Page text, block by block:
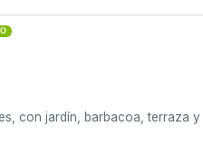
con jardín, barbacoa, terraza